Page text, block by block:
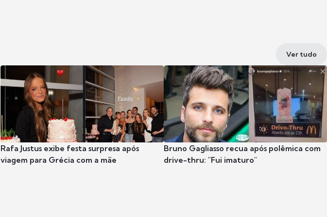
Ver tudo
Rafa Justus exibe festa surpresa após
viagem para Grécia com a mãe
Bruno Gagliasso recua após polêmica com
drive-thru: "Fui imaturo"